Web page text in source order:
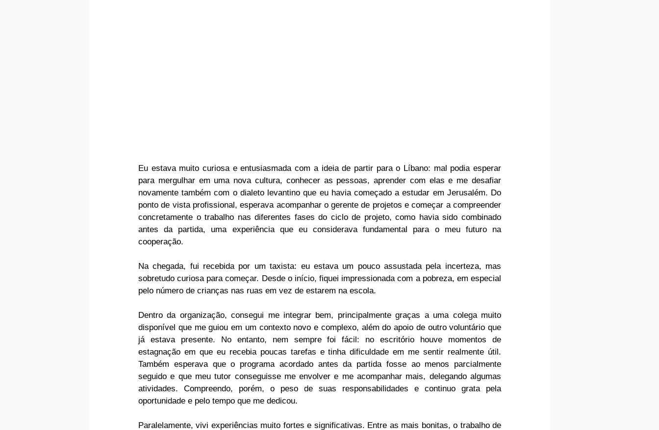
Eu estava muito curiosa e entusiasmada com a ideia de partir para o Líbano: mal podia esperar
para mergulhar em uma nova cultura, conhecer as pessoas, aprender com elas e me desafiar
novamente também com o dialeto levantino que eu havia começado a estudar em Jerusalém. Do
ponto de vista profissional, esperava acompanhar o gerente de projetos e começar a compreender
concretamente o trabalho nas diferentes fases do ciclo de projeto, como havia sido combinado
antes da partida, uma experiência que eu considerava fundamental para o meu futuro na
cooperação.
Na chegada, fui recebida por um taxista: eu estava um pouco assustada pela incerteza, mas
sobretudo curiosa para começar. Desde o início, fiquei impressionada com a pobreza, em especial
pelo número de crianças nas ruas em vez de estarem na escola.
Dentro da organização, consegui me integrar bem, principalmente graças a uma colega muito
disponível que me guiou em um contexto novo e complexo, além do apoio de outro voluntário que
já estava presente. No entanto, nem sempre foi fácil: no escritório houve momentos de
estagnação em que eu recebia poucas tarefas e tinha dificuldade em me sentir realmente útil.
Também esperava que o programa acordado antes da partida fosse ao menos parcialmente
seguido e que meu tutor conseguisse me envolver e me acompanhar mais, delegando algumas
atividades. Compreendo, porém, o peso de suas responsabilidades e continuo grata pela
oportunidade e pelo tempo que me dedicou.
Paralelamente, vivi experiências muito fortes e significativas. Entre as mais bonitas, o trabalho de